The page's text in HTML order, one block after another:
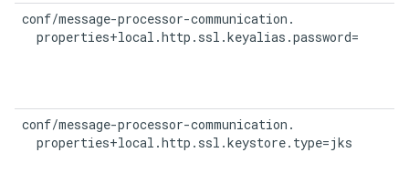
conf/message-processor-communication.
  properties+local.http.ssl.keyalias.password=
conf/message-processor-communication.
  properties+local.http.ssl.keystore.type=jks